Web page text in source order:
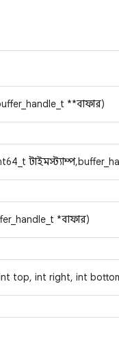
**বাফার)
টাইমস্ট্যাম্প,
*বাফার)
top, int right, int